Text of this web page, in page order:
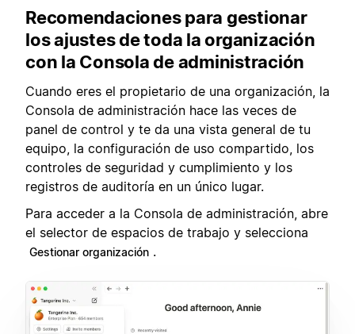
Recomendaciones para gestionar
los ajustes de toda la organización
con la Consola de administración
Cuando eres el propietario de una organización, la
Consola de administración hace las veces de
panel de control y te da una vista general de tu
equipo, la configuración de uso compartido, los
controles de seguridad y cumplimiento y los
registros de auditoría en un único lugar.
Para acceder a la Consola de administración, abre
el selector de espacios de trabajo y selecciona
Gestionar organización .